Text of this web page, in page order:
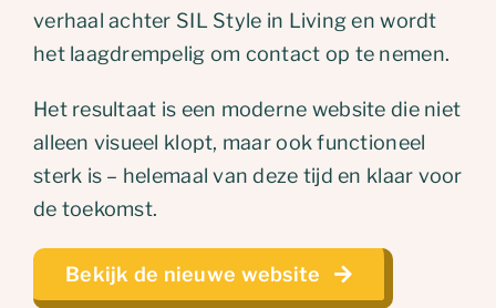
verhaal achter SIL Style in Living en wordt
het laagdrempelig om contact op te nemen.
Het resultaat is een moderne website die niet
alleen visueel klopt, maar ook functioneel
sterk is – helemaal van deze tijd en klaar voor
de toekomst.
Bekijk de nieuwe website